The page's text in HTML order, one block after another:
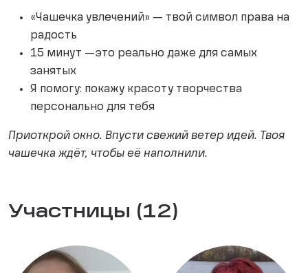
«Чашечка увлечений» — твой символ права на
радость
15 минут —это реально даже для самых
занятых
Я помогу: покажу красоту творчества
персонально для тебя
Приоткрой окно. Впусти свежий ветер идей. Твоя
чашечка ждёт, чтобы её наполнили.
Участницы (12)